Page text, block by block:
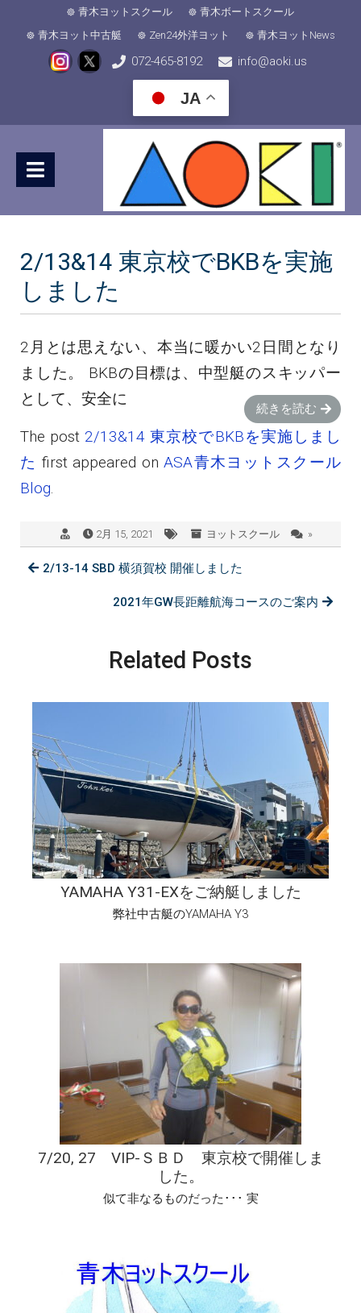
青木ヨットスクール
青木ボートスクール
青木ヨット中古艇
Zen24外洋ヨット 青木ヨットNews
072-465-8192 info@aoki.us
JA
2/13&14 東京校でBKBを実施
しました
2月とは思えない、本当に暖かい2日間となり
ました。 BKBの目標は、中型艇のスキッパー
として、安全に
続きを読む
The post 2/13&14 東京校でBKBを実施しまし
た first appeared onASA青木ヨットスクール
Blog.
2月 15, 2021 ヨットスクール »
2/13-14 SBD 横須賀校 開催しました
2021年GW長距離航海コースのご案内
Related Posts
YAMAHA Y31-EXをご納艇しました
弊社中古艇のYAMAHA Y3
7/20, 27 VIP-ＳＢＤ 東京校で開催しま
した。
似て非なるものだった･･･ 実